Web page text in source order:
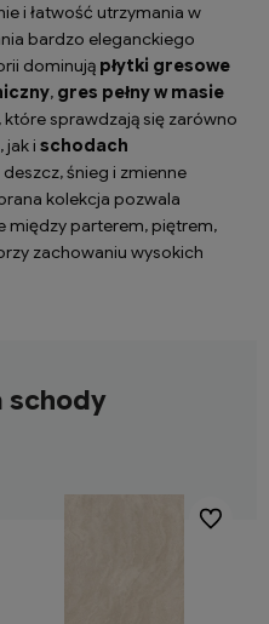
i łatwość utrzymania w
bardzo eleganckiego
dominują płytki gresowe
, gres pełny w masie
, które sprawdzają się zarówno
, jak i schodach
śnieg i zmienne
kolekcja pozwala
między parterem, piętrem,
zachowaniu wysokich
schody
Do